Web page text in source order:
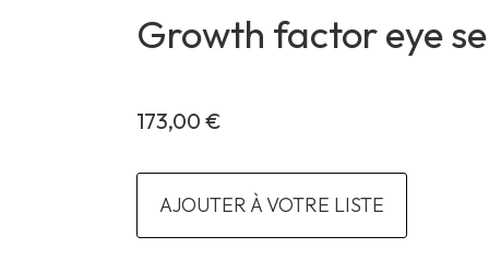
Growth factor eye
173,00€
AJOUTER À VOTRE LISTE